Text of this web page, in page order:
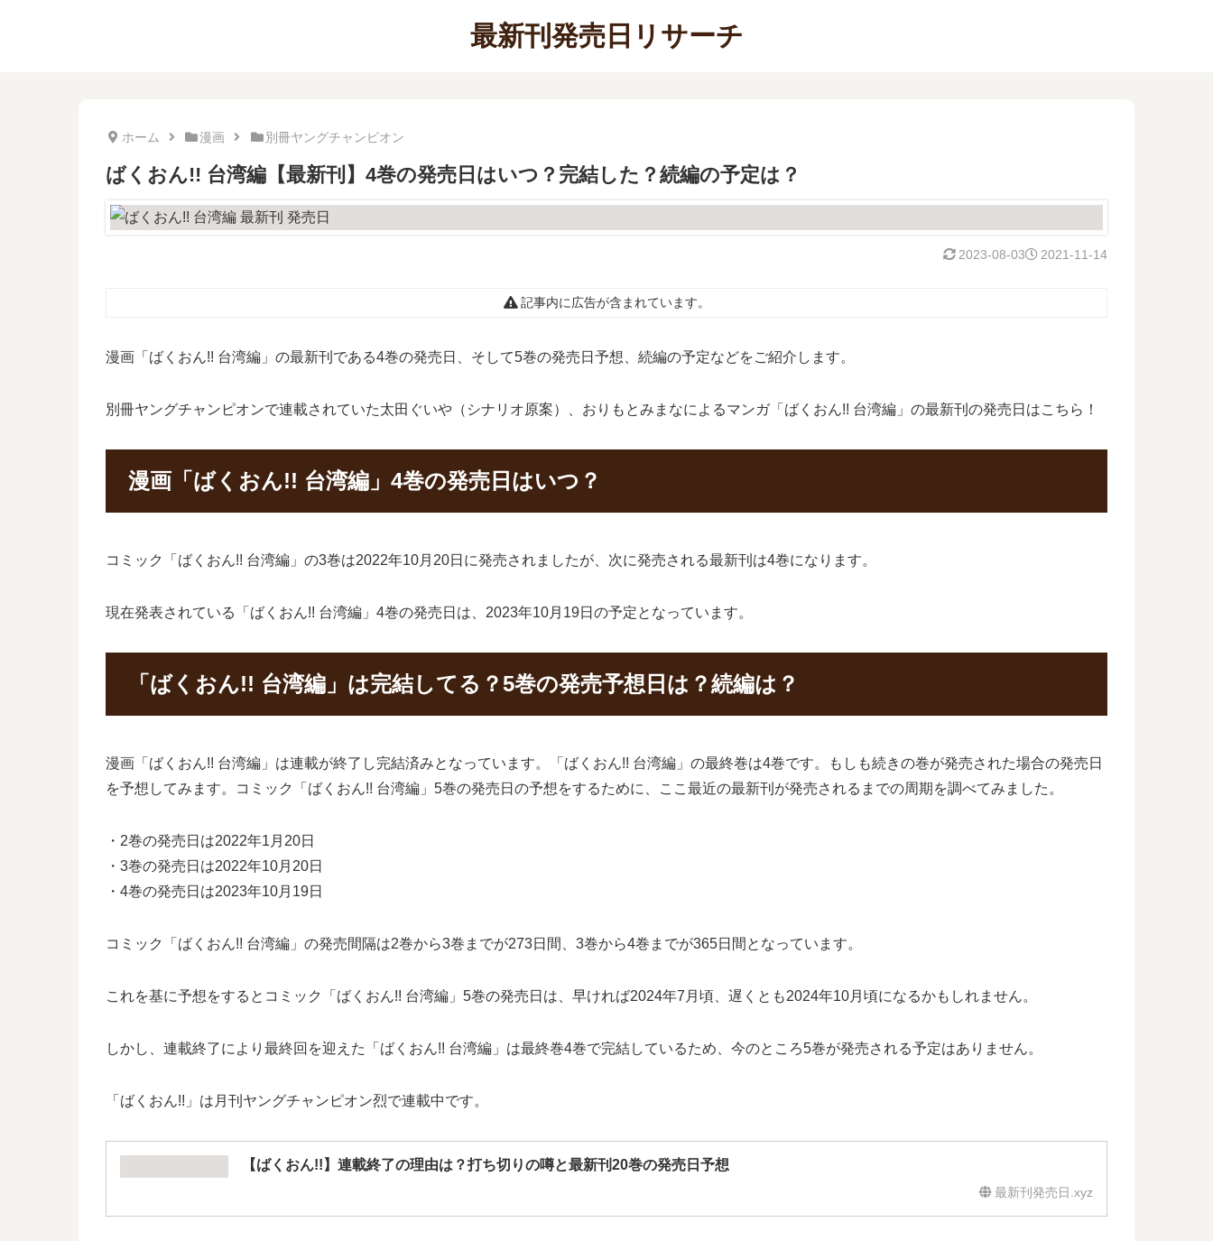
最新刊発売日リサーチ
ホーム 漫画 別冊ヤングチャンピオン
ばくおん!! 台湾編【最新刊】4巻の発売日はいつ？完結した？続編の予定は？
2021-11-14
2023-08-03
記事内に広告が含まれています。
漫画「ばくおん!! 台湾編」の最新刊である4巻の発売日、そして5巻の発売日予想、続編の予定などをご紹介します。
別冊ヤングチャンピオンで連載されていた太田ぐいや（シナリオ原案）、おりもとみまなによるマンガ「ばくおん!! 台湾編」の最新刊の発売日はこちら！
漫画「ばくおん!! 台湾編」4巻の発売日はいつ？
コミック「ばくおん!! 台湾編」の3巻は2022年10月20日に発売されましたが、次に発売される最新刊は4巻になります。
現在発表されている「ばくおん!! 台湾編」4巻の発売日は、2023年10月19日の予定となっています。
「ばくおん!! 台湾編」は完結してる？5巻の発売予想日は？続編は？
漫画「ばくおん!! 台湾編」は連載が終了し完結済みとなっています。「ばくおん!! 台湾編」の最終巻は4巻です。もしも続きの巻が発売された場合の発売日
を予想してみます。コミック「ばくおん!! 台湾編」5巻の発売日の予想をするために、ここ最近の最新刊が発売されるまでの周期を調べてみました。
・2巻の発売日は2022年1月20日
・3巻の発売日は2022年10月20日
・4巻の発売日は2023年10月19日
コミック「ばくおん!! 台湾編」の発売間隔は2巻から3巻までが273日間、3巻から4巻までが365日間となっています。
これを基に予想をするとコミック「ばくおん!! 台湾編」5巻の発売日は、早ければ2024年7月頃、遅くとも2024年10月頃になるかもしれません。
しかし、連載終了により最終回を迎えた「ばくおん!! 台湾編」は最終巻4巻で完結しているため、今のところ5巻が発売される予定はありません。
「ばくおん!!」は月刊ヤングチャンピオン烈で連載中です。
【ばくおん!!】連載終了の理由は？打ち切りの噂と最新刊20巻の発売日予想
最新刊発売日.xyz